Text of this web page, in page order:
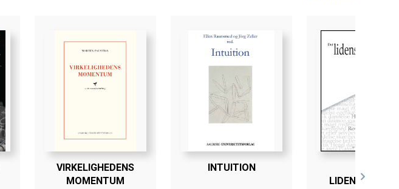
VIRKELIGHEDENS
MOMENTUM
INTUITION